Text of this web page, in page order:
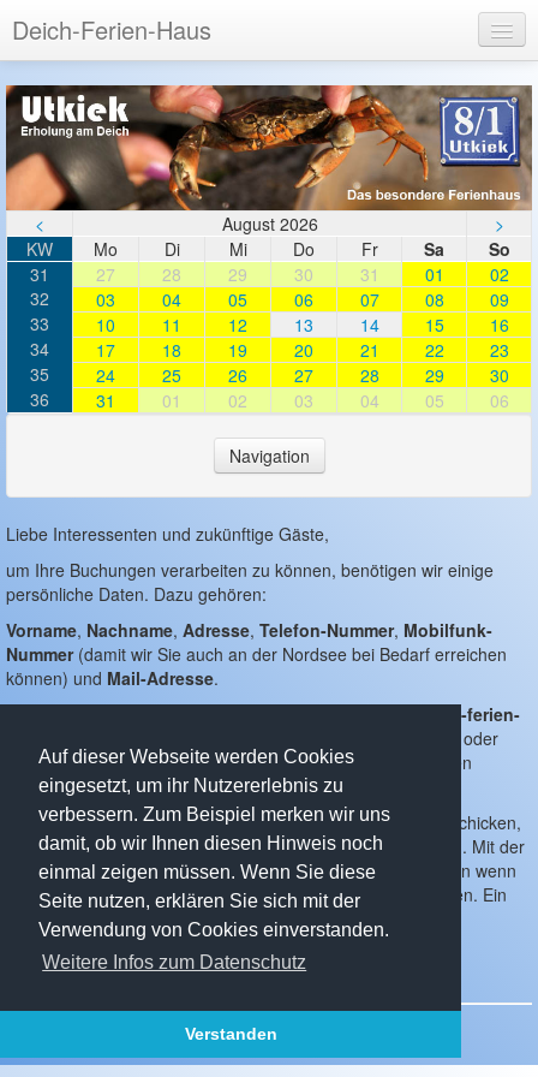
Auf dieser Webseite werden Cookies
eingesetzt, um ihr Nutzererlebnis zu
verbessern. Zum Beispiel merken wir uns
damit, ob wir Ihnen diesen Hinweis noch
einmal zeigen müssen. Wenn Sie diese
Seite nutzen, erklären Sie sich mit der
Verwendung von Cookies einverstanden.
Weitere Infos zum Datenschutz
Verstanden
Deich-Ferien-Haus
Registrieren
< August 2026
>
KW
Mo Di Mi Do Fr Sa
So
31
27 28 29 30 31 01
02
32
03 04 05 06 07 08
09
33
10 11 12 13 14 15
16
34
17 18 19 20 21 22
23
35
24 25 26 27 28 29
30
36
31 01 02 03 04 05 06
Navigation
Deich-Ferien-Haus
Details
Aktivitäten
Anreise
Prospekt
Haus mieten
Preise
Kalender
Informationen
Impressum
Desktop-Version
Liebe Interessenten und zukünftige Gäste,
um Ihre Buchungen verarbeiten zu können, benötigen wir einige
persönliche Daten. Dazu gehören:
Vorname, Nachname, Adresse, Telefon-Nummer, Mobilfunk-
Nummer(damit wir Sie auch an der Nordsee bei Bedarf erreichen
können) und Mail-Adresse.
info@deich-ferien-
oder
0172 2919779an und nennen uns die Daten im persönlichen
Gespräch.
Wir werden Ihnen nach Erhalt der Informationen eine Mail schicken,
mit der Sie sich ein individuelles Passwort einrichten können. Mit der
Mail-Adresse und dem Passwort können Sie dann Ihre Daten wenn
nötig anpassen bzw. ergänzen und Ihre Buchungen eingeben. Ein
Kalender zeigt Ihnen stets die freien und belegten Termine.
Wir bedanken uns für Interesse an unserem Ferienhaus.
(c) 2010-2025 Gertrud & Dieter Tekook